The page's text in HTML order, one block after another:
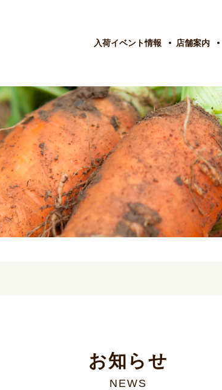
入荷イベント情報 店舗案内
お知らせ
NEWS